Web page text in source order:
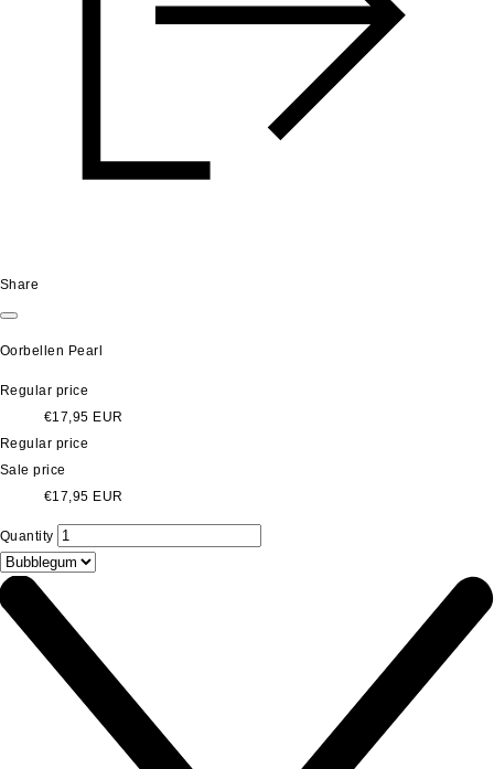
Share
Oorbellen Pearl
Regular price
€17,95 EUR
Regular price
Sale price
€17,95 EUR
Quantity